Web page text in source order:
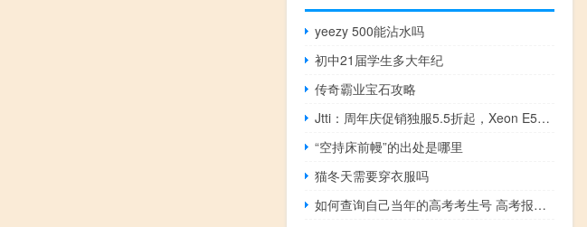
yeezy 500能沾水吗
初中21届学生多大年纪
传奇霸业宝石攻略
Jtti：周年庆促销独服5.5折起，Xeon E5专用服务器低至$96.9/月，16GB RAM-50M不限流-DDoS保护
“空持床前幔”的出处是哪里
猫冬天需要穿衣服吗
如何查询自己当年的高考考生号 高考报名考生号怎么查